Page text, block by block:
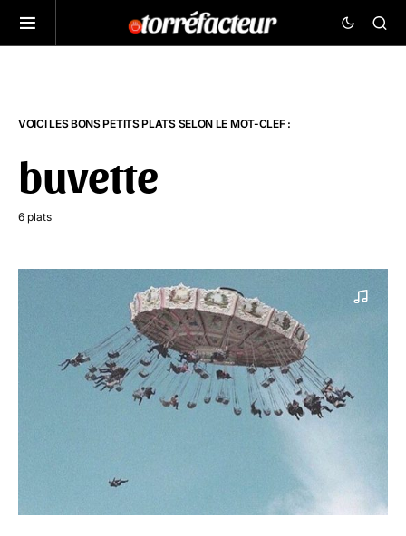
VOICI LES BONS PETITS PLATS SELON LE MOT-CLEF :
buvette
6 plats